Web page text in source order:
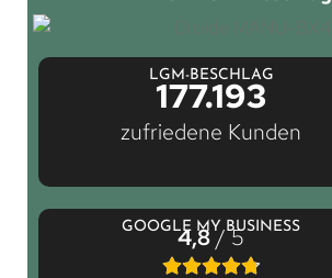
LGM-BESCHLAG
177.193
zufriedene Kunden
GOOGLE MY BUSINESS
4,8/ 5